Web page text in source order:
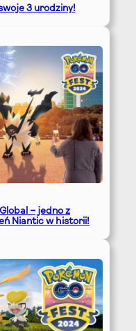
3 urodziny!
– jedno z
Niantic w historii!